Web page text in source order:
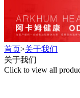
首页>关于我们
关于我们
Click to view all